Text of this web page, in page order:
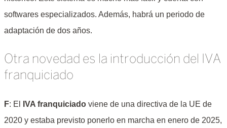
softwares especializados. Además, habrá un periodo de
adaptación de dos años.
Otra novedad es la introducción del IVA
franquiciado
F: El IVA franquiciado viene de una directiva de la UE de
2020 y estaba previsto ponerlo en marcha en enero de 2025,